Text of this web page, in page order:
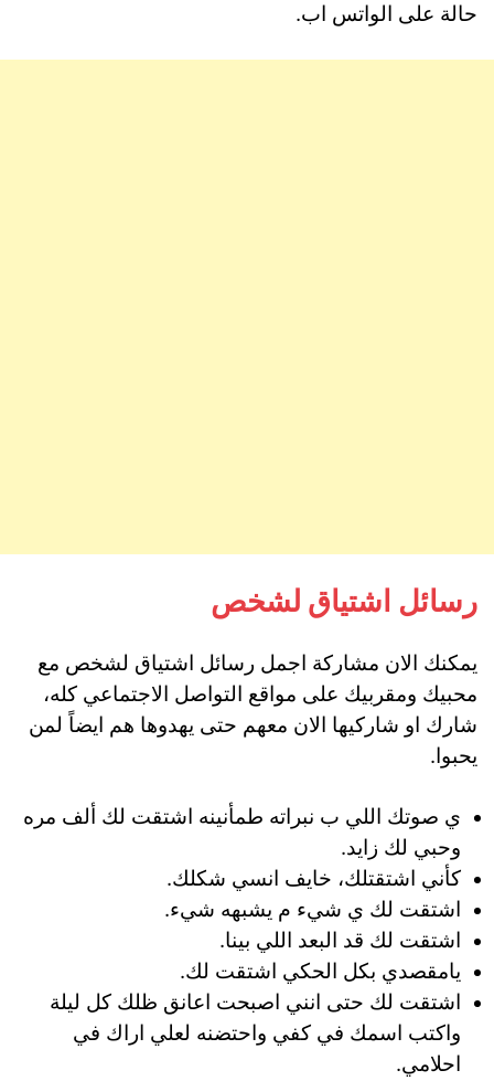
حالة على الواتس اب.
رسائل اشتياق لشخص
يمكنك الان مشاركة اجمل رسائل اشتياق لشخص مع
محبيك ومقربيك على مواقع التواصل الاجتماعي كله،
شارك او شاركيها الان معهم حتى يهدوها هم ايضاً لمن
يحبوا.
ي صوتك اللي ب نبراته طمأنينه اشتقت لك ألف مره
وحبي لك زايد.
كأني اشتقتلك، خايف انسي شكلك.
اشتقت لك ي شيء م يشبهه شيء.
اشتقت لك قد البعد اللي بينا.
يامقصدي بكل الحكي اشتقت لك.
اشتقت لك حتى انني اصبحت اعانق ظلك كل ليلة
واكتب اسمك في كفي واحتضنه لعلي اراك في
احلامي.